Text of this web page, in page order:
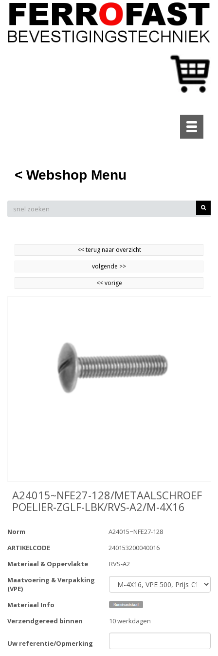
Toggle
< Webshop Menu
<<terug naar overzicht
volgende >>
<<vorige
A24015~NFE27-128/METAALSCHROEF
POELIER-ZGLF-LBK/RVS-A2/M-4X16
Norm
A24015~NFE27-128
ARTIKELCODE
240153200040016
Materiaal & Oppervlakte
RVS-A2
Maatvoering & Verpakking
(VPE)
Materiaal Info
Verzendgereed binnen
10 werkdagen
Uw referentie/Opmerking